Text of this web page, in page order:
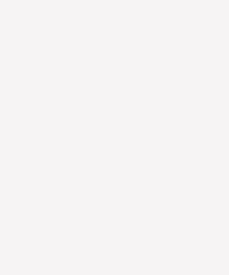
Ze helpen je om je